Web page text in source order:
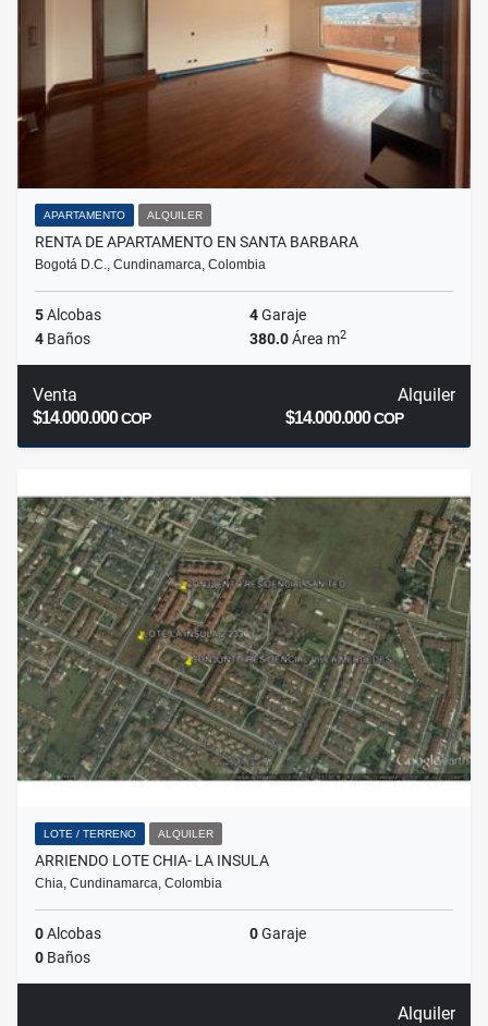
APARTAMENTO ALQUILER
RENTA DE APARTAMENTO EN SANTA BARBARA
Bogotá D.C., Cundinamarca, Colombia
5Alcobas 4Garaje
4 Baños 380.0Área m2
Venta
$14.000.000COP
Alquiler
$14.000.000COP
LOTE / TERRENO ALQUILER
ARRIENDO LOTE CHIA- LA INSULA
Chia, Cundinamarca, Colombia
0Alcobas 0Garaje
0 Baños
Alquiler